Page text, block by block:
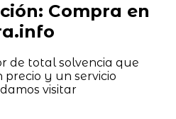
Compra en
de total solvencia que
y un servicio
visitar